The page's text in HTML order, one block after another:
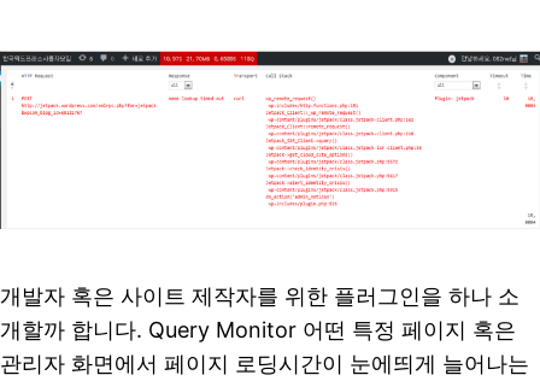
개발자 혹은 사이트 제작자를 위한 플러그인을 하나 소
개할까 합니다. Query Monitor 어떤 특정 페이지 혹은
관리자 화면에서 페이지 로딩시간이 눈에띄게 늘어나는